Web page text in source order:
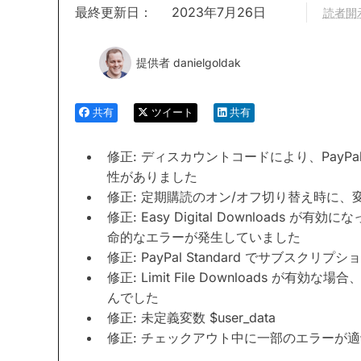
最終更新日： 2023年7月26日 読者開
提供者 danielgoldak
共有 ツイート 共有
修正: ディスカウントコードにより、
性がありました
修正: 定期購読のオン/オフ切り替え時に、
修正: Easy Digital Downloads が有効にな
命的なエラーが発生していました
修正: PayPal Standard でサブスクリプシ
修正: Limit File Downloads が有効な場合
んでした
修正: 未定義変数 $user_data
修正: チェックアウト中に一部のエラーが